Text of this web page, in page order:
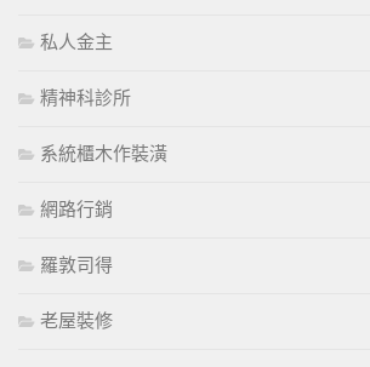
私人金主
精神科診所
系統櫃木作裝潢
網路行銷
羅敦司得
老屋裝修